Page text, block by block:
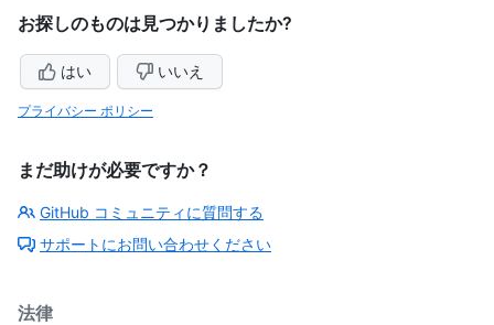
お探しのものは見つかりましたか?
はい いいえ
プライバシー ポリシー
まだ助けが必要ですか？
GitHub コミュニティに質問する
サポートにお問い合わせください
法律